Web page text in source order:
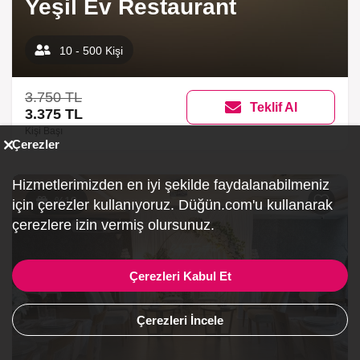
Yeşil Ev Restaurant
10 - 500 Kişi
3.750 TL
3.375 TL
Teklif Al
%19
Çerezler
Hizmetlerimizden en iyi şekilde faydalanabilmeniz
için çerezler kullanıyoruz. Düğün.com'u kullanarak
çerezlere izin vermiş olursunuz.
Çerezleri Kabul Et
Çerezleri İncele